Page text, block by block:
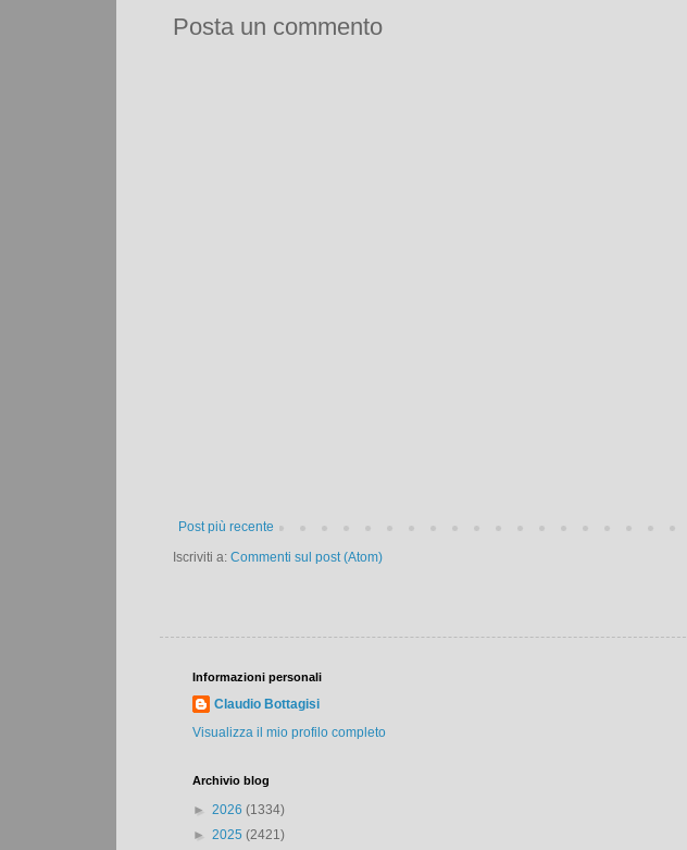
Posta un commento
Post più recente
Iscriviti a: Commenti sul post (Atom)
Informazioni personali
Claudio Bottagisi
Visualizza il mio profilo completo
Archivio blog
► 2026 (1334)
► 2025 (2421)